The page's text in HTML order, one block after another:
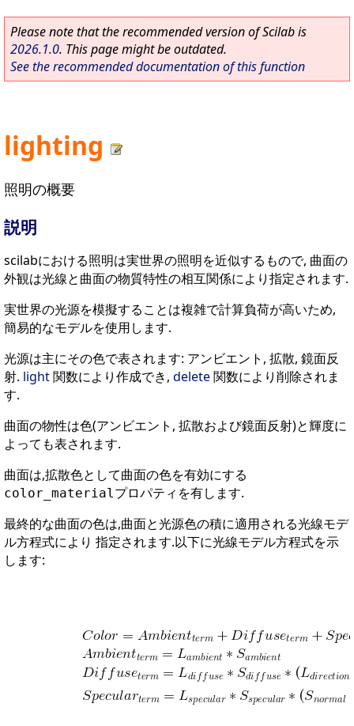
Please note that the recommended version of Scilab is
2026.1.0. This page might be outdated.
See the recommended documentation of this function
lighting
照明の概要
説明
scilabにおける照明は実世界の照明を近似するもので, 曲面の
外観は光線と曲面の物質特性の相互関係により指定されます.
実世界の光源を模擬することは複雑で計算負荷が高いため,
簡易的なモデルを使用します.
光源は主にその色で表されます: アンビエント, 拡散, 鏡面反
射. light関数により作成でき, delete関数により削除されま
す.
曲面の物性は色(アンビエント, 拡散および鏡面反射)と輝度に
よっても表されます.
曲面は,拡散色として曲面の色を有効にする
color_material プロパティを有します.
最終的な曲面の色は,曲面と光源色の積に適用される光線モデ
ル方程式により 指定されます.以下に光線モデル方程式を示
します: